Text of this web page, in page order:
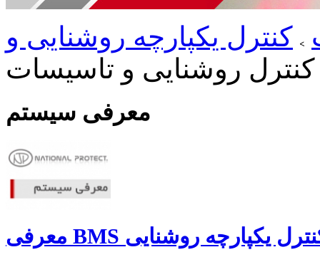
کنترل یکپارچه روشنایی و
روشنایی و تاسیسات
معرفی سیستم